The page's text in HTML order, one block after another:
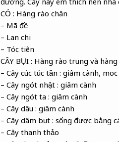
CỎ : Hàng rào chân
– Mã đề
– Lan chi
– Tóc tiên
CÂY BỤI : Hàng rào trung và
– Cây cúc túc tần : giâm cành,
– Cây ngót nhật : giâm cành
– Cây ngót ta : giâm cành
– Cây dâu : giâm cành
– Cây dâm bụt : sống được bằng
– Cây thanh thảo